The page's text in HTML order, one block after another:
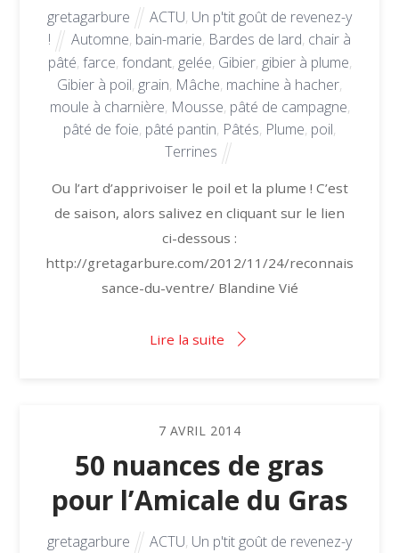
gretagarbure ACTU, Un p'tit goût de revenez-y
!
Automne, bain-marie, Bardes de lard, chair à
pâté, farce, fondant, gelée, Gibier, gibier à plume,
Gibier à poil, grain, Mâche, machine à hacher,
moule à charnière, Mousse, pâté de campagne,
pâté de foie, pâté pantin, Pâtés, Plume, poil,
Terrines
Ou l’art d’apprivoiser le poil et la plume ! C’est
de saison, alors salivez en cliquant sur le lien
ci-dessous :
http://gretagarbure.com/2012/11/24/reconnais
sance-du-ventre/ Blandine Vié
Lire la suite
7 AVRIL 2014
50 nuances de gras
pour l’Amicale du Gras
gretagarbure ACTU, Un p'tit goût de revenez-y